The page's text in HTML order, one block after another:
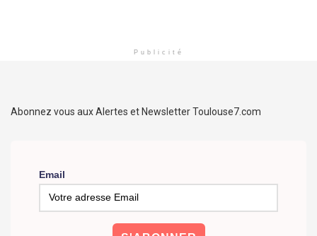
Publicité
Abonnez vous aux Alertes et Newsletter Toulouse7.com
Email